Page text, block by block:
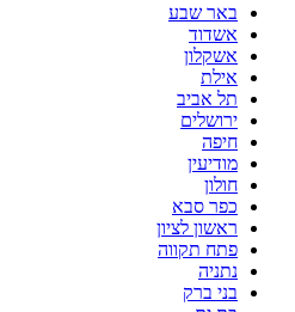
באר שבע
אשדוד
אשקלון
אילת
תל אביב
ירושלים
חיפה
מודיעין
חולון
כפר סבא
ראשון לציון
פתח תקווה
נתניה
בני ברק